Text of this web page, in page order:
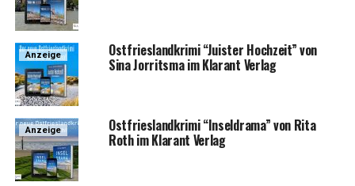
Anzeige Ost­fries­land­kri­mi “Juis­ter Hoch­zeit” von
Sina Jor­rit­s­ma im Klar­ant Verlag
Anzeige Ost­fries­land­kri­mi “Insel­dra­ma” von Rita
Roth im Klar­ant Verlag